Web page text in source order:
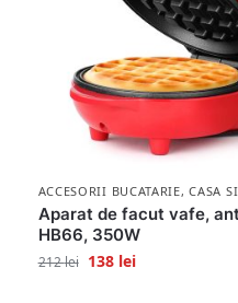
ACCESORII BUCATARIE,CASA
Aparat de facut vafe,
HB66, 350W
212lei 138 lei